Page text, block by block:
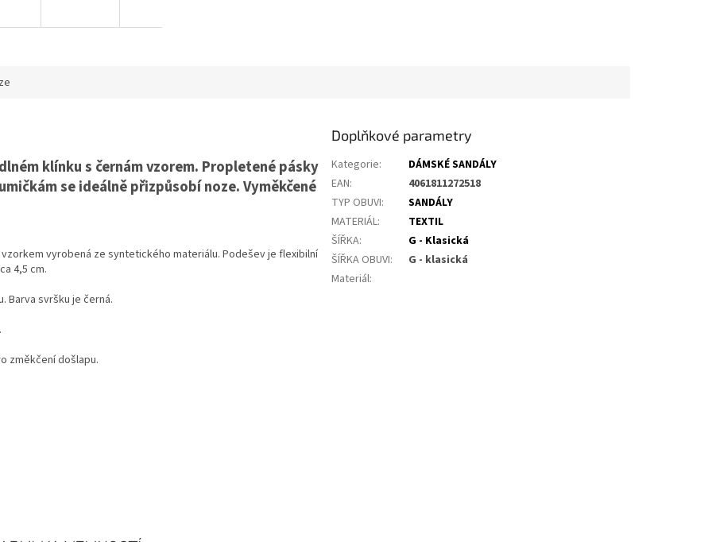
klínku s černám vzorem. Propletené pásky
se ideálně přizpůsobí noze. Vyměkčené
vyrobená ze syntetického materiálu. Podešev je flexibilní
4,5 cm.
Barva svršku je černá.
změkčení došlapu.
Doplňkové parametry
Kategorie:
DÁMSKÉ SANDÁLY
EAN:
4061811272518
TYP OBUVI:
SANDÁLY
MATERIÁL:
TEXTIL
ŠÍŘKA:
G - Klasická
ŠÍŘKA OBUVI:
G - klasická
Materiál: